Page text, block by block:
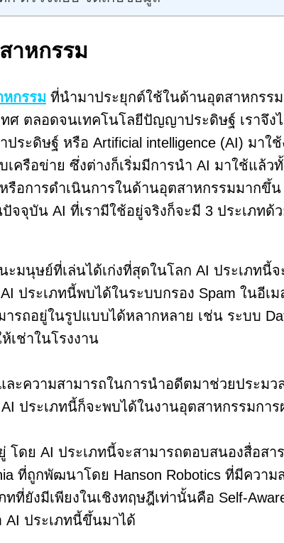
าหกรรม
หกรรม ที่นำมาประยุกต์ใช้ในด้านอุตสาหกรร
ศ ตลอดจนเทคโนโลยีปัญญาประดิษฐ์ เราจึ
ะดิษฐ์ หรือ Artificial intelligence (AI) มา
รือข่าย ซึ่งต่างก็เริ่มมีการนำ AI มาใช้แล้ว
อการดำเนินการในด้านอุตสาหกรรมมากขึ้น
จจุบัน AI ที่เรามีใช้อยู่จริงก็จะมี 3 ประเภทด้
ะมนุษย์ที่เล่นได้เก่งที่สุดในโลก AI ประเภท
ประเภทนี้พบได้ในระบบกรอง Spam ในอีเ
รถอยู่ในรูปแบบได้หลากหลาย เช่น ระบบ
เช่าในโรงงาน
ละความสามารถในการนำอดีตมาช่วยประ
ประเภทนี้ก็จะพบได้ในงานอุตสาหกรรมกา
โดย AI ประเภทนี้จะสามารถตอบสนองสื่อส
ที่ถูกพัฒนาโดย Hanson Robotics ที่มีควา
ที่ยังมีเพียงในเชิงทฤษฎีเท่านั้นคือ Self-
AI ประเภทนี้ขึ้นมาได้